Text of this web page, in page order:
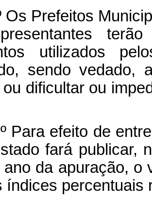
Os Prefeitos
utilizados
sendo vedado,
dificultar ou
Para efeito de
fará publicar,
ano da apuração, o
índices percentuais